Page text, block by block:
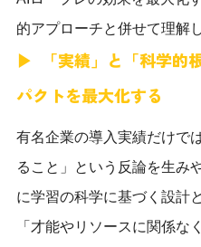
的アプローチと併せて理解
「実績」と「科学的
パクトを最大化する
有名企業の導入実績だけで
ること」という反論を生み
に学習の科学に基づく設計
「才能やリソースに関係な